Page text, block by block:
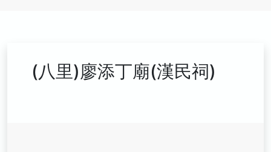
(八里)廖添丁廟(漢民祠)